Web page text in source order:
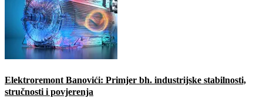
Elektroremont Banovići: Primjer bh. industrijske stabilnosti,
stručnosti i povjerenja